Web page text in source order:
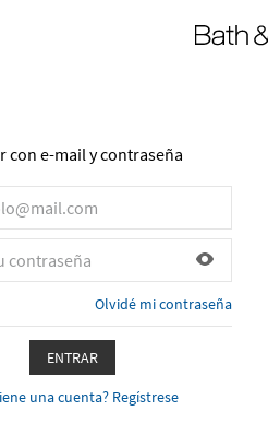
con e-mail y contraseña
Olvidé mi contraseña
ENTRAR
una cuenta? Regístrese